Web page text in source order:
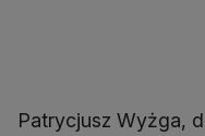
Patrycjusz Wyżga,